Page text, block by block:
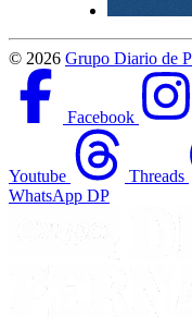
© 2026 Grupo Diario de
Facebook
Youtube Threads
WhatsApp DP